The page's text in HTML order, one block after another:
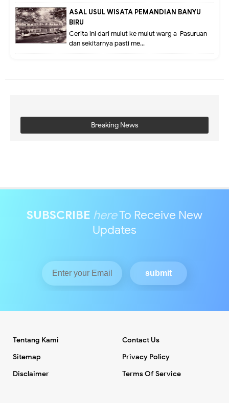
ASAL USUL WISATA PEMANDIAN BANYU
BIRU
Cerita ini dari mulut ke mulut warg a Pasuruan
dan sekitarnya pasti me...
Breaking News
SUBSCRIBE hereTo Receive New
Updates
Tentang Kami
Contact Us
Sitemap
Privacy Policy
Disclaimer
Terms Of Service